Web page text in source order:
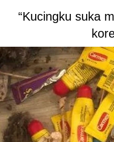
“Kucingku suka